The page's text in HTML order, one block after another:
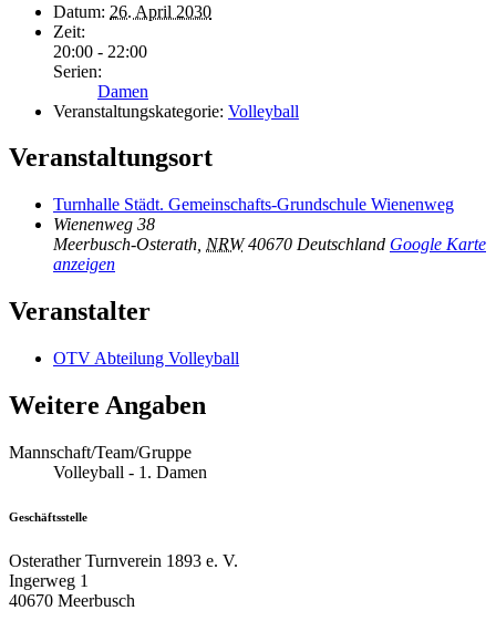
Datum: 26. April 2030
Zeit:
20:00 - 22:00
Serien:
Damen
Veranstaltungskategorie: Volleyball
Veranstaltungsort
Turnhalle Städt. Gemeinschafts-Grundschule Wienenweg
Wienenweg 38
Meerbusch-Osterath NRW 40670 Deutschland Google Karte
anzeigen
Veranstalter
OTV Abteilung Volleyball
Weitere Angaben
Mannschaft/Team/Gruppe
Volleyball - 1. Damen
Geschäftsstelle
Osterather Turnverein 1893 e. V.
Ingerweg 1
40670 Meerbusch